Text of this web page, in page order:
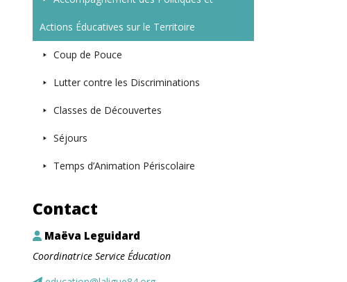
Actions Éducatives sur le Territoire
Coup de Pouce
Lutter contre les Discriminations
Classes de Découvertes
Séjours
Temps d’Animation Périscolaire
Contact
Maëva Leguidard
Coordinatrice Service Éducation